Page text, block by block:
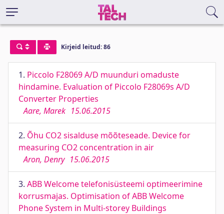
Kirjeid leitud: 86
1. Piccolo F28069 A/D muunduri omaduste
hindamine. Evaluation of Piccolo F28069s A/D
Converter Properties
Aare, Marek 15.06.2015
2. Õhu CO2 sisalduse mõõteseade. Device for
measuring CO2 concentration in air
Aron, Denry 15.06.2015
3. ABB Welcome telefonisüsteemi optimeerimine
korrusmajas. Optimisation of ABB Welcome
Phone System in Multi-storey Buildings